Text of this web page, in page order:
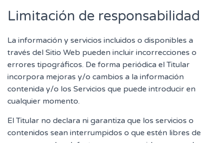
Limitación de responsabilidad
La información y servicios incluidos o disponibles a
través del Sitio Web pueden incluir incorrecciones o
errores tipográficos. De forma periódica el Titular
incorpora mejoras y/o cambios a la información
contenida y/o los Servicios que puede introducir en
cualquier momento.
El Titular no declara ni garantiza que los servicios o
contenidos sean interrumpidos o que estén libres de